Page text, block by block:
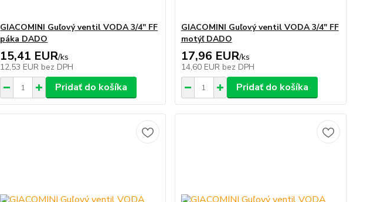
GIACOMINI Guľový ventil VODA 3/4" FF
páka DADO
15,41 EUR/ks
12,53 EUR bez DPH
Pridať do košíka
GIACOMINI Guľový ventil VODA 3/4" FF
motýľ DADO
17,96 EUR/ks
14,60 EUR bez DPH
Pridať do košíka